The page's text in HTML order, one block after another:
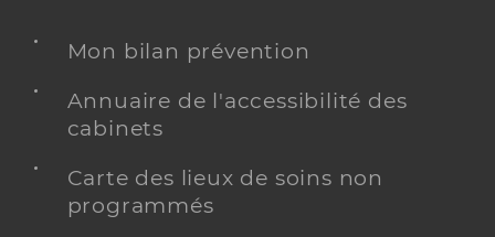
Mon bilan prévention
Annuaire de l'accessibilité des
cabinets
Carte des lieux de soins non
programmés